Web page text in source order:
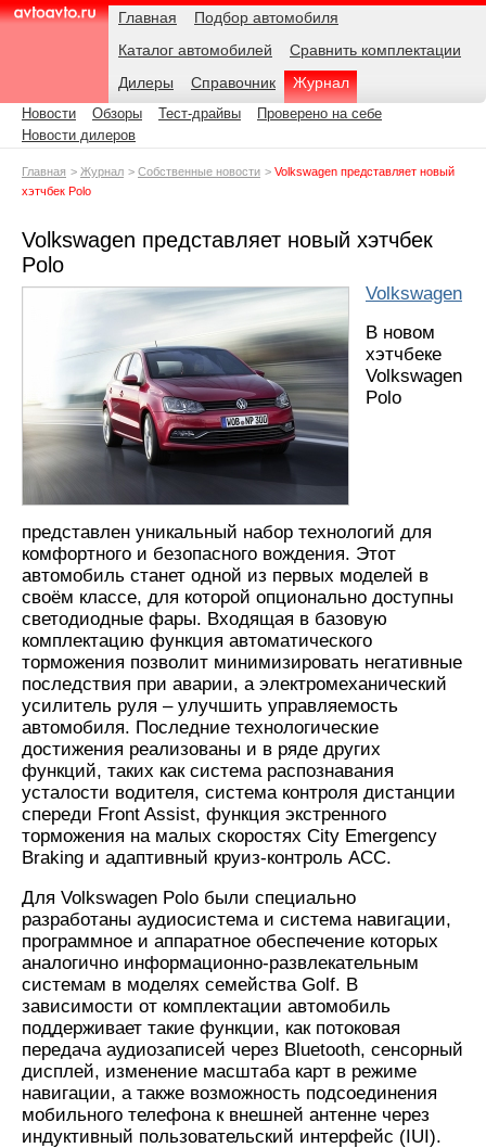
AvtoAvto.ru
Навигация Главная
Подбор автомобиля
Каталог автомобилей
Сравнить комплектации
Дилеры
Справочник Журнал
Подразделы
Новости Обзоры Тест-драйвы
Проверено на себе
Новости дилеров
Родительские
Главная Журнал Собственные новости
Volkswagen представляет новый
хэтчбек Polo
Volkswagen представляет новый хэтчбек
Polo
Volkswagen
В новом
хэтчбеке
Volkswagen
Polo
представлен уникальный набор технологий для
комфортного и безопасного вождения. Этот
автомобиль станет одной из первых моделей в
своём классе, для которой опционально доступны
светодиодные фары. Входящая в базовую
комплектацию функция автоматического
торможения позволит минимизировать негативные
последствия при аварии, а электромеханический
усилитель руля – улучшить управляемость
автомобиля. Последние технологические
достижения реализованы и в ряде других
функций, таких как система распознавания
усталости водителя, система контроля дистанции
спереди Front Assist, функция экстренного
торможения на малых скоростях City Emergency
Braking и адаптивный круиз-контроль ACC.
Для Volkswagen Polo были специально
разработаны аудиосистема и система навигации,
программное и аппаратное обеспечение которых
аналогично информационно-развлекательным
системам в моделях семейства Golf. В
зависимости от комплектации автомобиль
поддерживает такие функции, как потоковая
передача аудиозаписей через Bluetooth, сенсорный
дисплей, изменение масштаба карт в режиме
навигации, а также возможность подсоединения
мобильного телефона к внешней антенне через
индуктивный пользовательский интерфейс (IUI).
Дата: